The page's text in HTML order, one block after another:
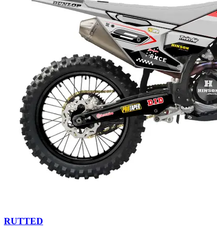
RUTTED